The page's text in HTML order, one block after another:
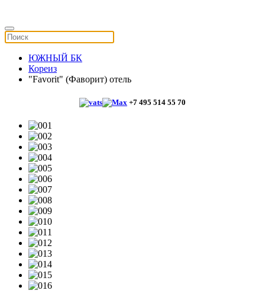
ЮЖНЫЙ БК
Кореиз
"Favorit" (Фаворит) отель
+7 495 514 55 70